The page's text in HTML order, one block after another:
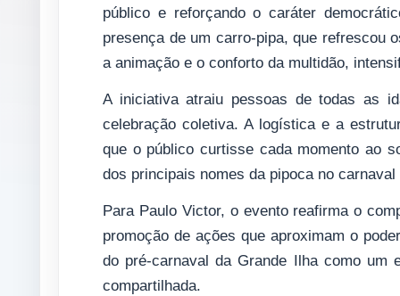
público e reforçando o caráter
presença de um carro-pipa, que refrescou
a animação e o conforto da multidão,
A iniciativa atraiu pessoas de todas as
celebração coletiva. A logística e a
que o público curtisse cada momento ao
dos principais nomes da pipoca no
Para Paulo Victor, o evento reafirma o
promoção de ações que aproximam o
do pré-carnaval da Grande Ilha como um
compartilhada.